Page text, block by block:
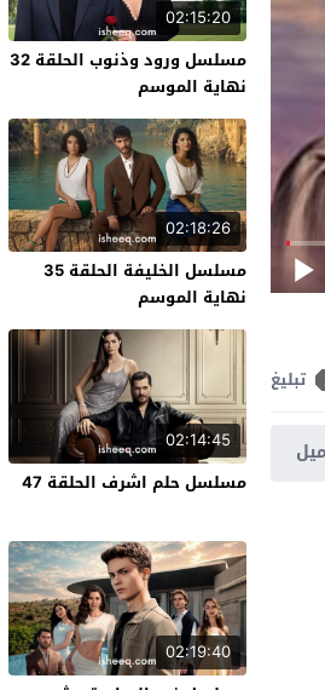
تبليغ
02:15:20
مسلسل ورود وذنوب الحلقة 32
نهاية الموسم
02:18:26
مسلسل الخليفة الحلقة 35
نهاية الموسم
02:14:45
مسلسل حلم اشرف الحلقة 47
02:19:40